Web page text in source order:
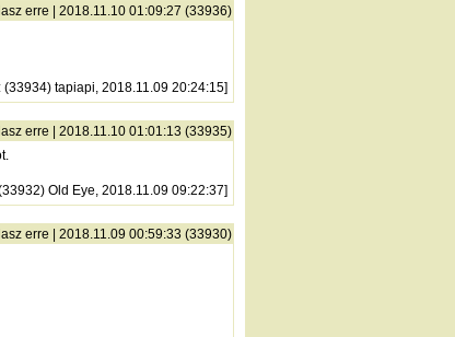
erre | 2018.11.10 01:09:27 (33936)
: (33934) tapiapi, 2018.11.09 20:24:15]
erre | 2018.11.10 01:01:13 (33935)
Old Eye, 2018.11.09 09:22:37]
erre | 2018.11.09 00:59:33 (33930)